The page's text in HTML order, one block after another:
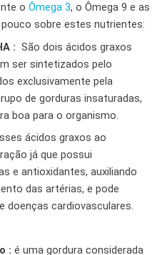
o Ômega 3, o Ômega 9 e as
sobre estes nutrientes:
: São dois ácidos graxos
ser sintetizados pelo
exclusivamente pela
de gorduras insaturadas,
boa para o organismo.
ácidos graxos ao
já que possui
e antioxidantes, auxiliando
das artérias, e pode
doenças cardiovasculares.
: é uma gordura considerada